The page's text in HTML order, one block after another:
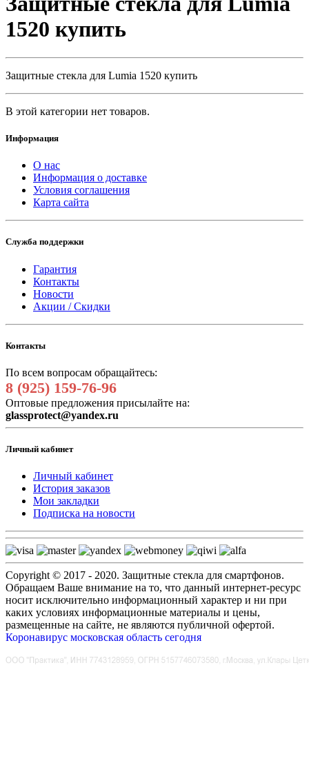
1520 купить
Защитные стекла для Lumia 1520 купить
В этой категории нет товаров.
Информация
О нас
Информация о доставке
Условия соглашения
Карта сайта
Служба поддержки
Гарантия
Контакты
Новости
Акции / Скидки
Контакты
По всем вопросам обращайтесь:
8 (925) 159-76-96
Оптовые предложения присылайте на:
glassprotect@yandex.ru
Личный кабинет
Личный кабинет
История заказов
Мои закладки
Подписка на новости
Copyright © 2017 - 2020. Защитные стекла для смартфонов.
Обращаем Ваше внимание на то, что данный интернет-ресурс
носит исключительно информационный характер и ни при
каких условиях информационные материалы и цены,
размещенные на сайте, не являются публичной офертой.
Коронавирус московская область сегодня